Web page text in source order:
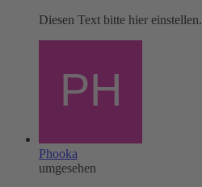
Diesen Text bitte hier einstellen.
Phooka
umgesehen